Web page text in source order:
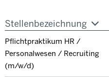
Stellenbezeichnung
Pflichtpraktikum HR /
Personalwesen / Recruiting
(m/w/d)